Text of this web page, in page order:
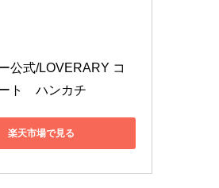
公式/LOVERARY コ
ト　ハンカチ
楽天市場で見る